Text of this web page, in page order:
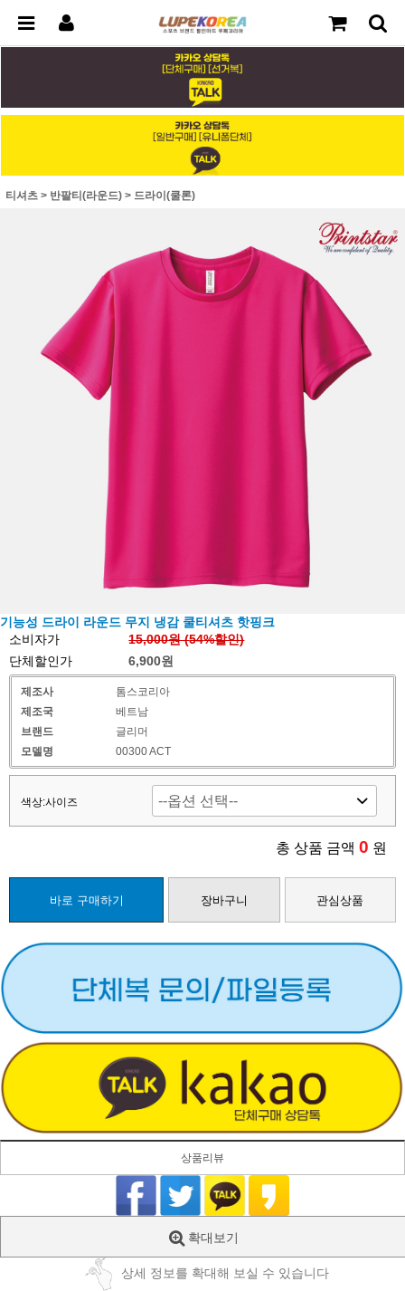
티셔츠 > 반팔티(라운드) > 드라이(쿨론)
기능성 드라이 라운드 무지 냉감 쿨티셔츠 핫핑크
소비자가
15,000원 (54%할인)
단체할인가
6,900원
제조사
톰스코리아
제조국
베트남
브랜드
글리머
모델명
00300 ACT
색상:사이즈
총 상품 금액 0 원
바로 구매하기 장바구니 관심상품
상품리뷰
확대보기
상세 정보를 확대해 보실 수 있습니다